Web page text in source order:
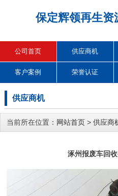
保定辉领再生资
公司首页 供应商机
客户案例 荣誉认证
供应商机
当前所在位置： 网站首页 > 供应商
涿州报废车回